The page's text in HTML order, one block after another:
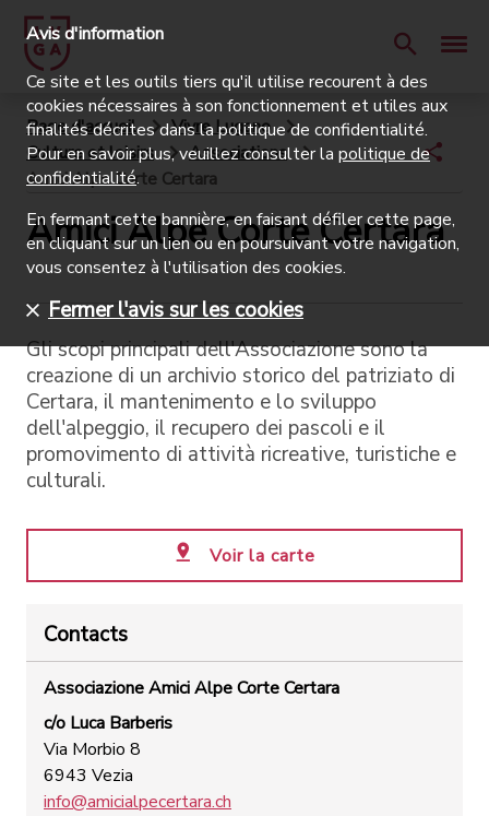
Page d'accueil
Vivre Lugano
Culture et loisirs
Associations
Amici Alpe Corte Certara
Amici Alpe Corte Certara
Gli scopi principali dell′Associazione sono la
creazione di un archivio storico del patriziato di
Certara, il mantenimento e lo sviluppo
dell'alpeggio, il recupero dei pascoli e il
promovimento di attività ricreative, turistiche e
culturali.
Voir la carte
Contacts
Associazione Amici Alpe Corte Certara
c/o Luca Barberis
Via Morbio 8
6943 Vezia
info@amicialpecertara.ch
Avis d'information
Ce site et les outils tiers qu'il utilise recourent à des
cookies nécessaires à son fonctionnement et utiles aux
finalités décrites dans la politique de confidentialité.
Pour en savoir plus, veuillez consulter la politique de
confidentialité.
En fermant cette bannière, en faisant défiler cette page,
en cliquant sur un lien ou en poursuivant votre navigation,
vous consentez à l'utilisation des cookies.
Fermer l'avis sur les cookies